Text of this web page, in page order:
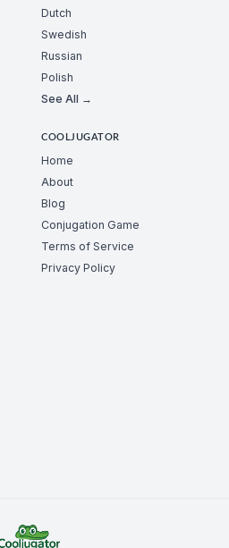
Dutch
Swedish
Russian
Polish
See All →
COOLJUGATOR
Home
About
Blog
Conjugation Game
Terms of Service
Privacy Policy